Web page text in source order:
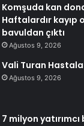
Komşuda kan
Haftalardır kayıp
bavuldan çıktı
Ağustos 9, 2026
Vali Turan
Ağustos 9, 2026
7 milyon